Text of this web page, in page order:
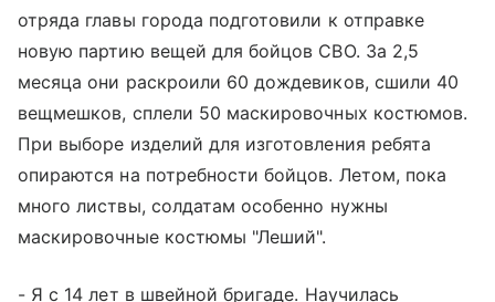
отряда главы города подготовили к отправке
новую партию вещей для бойцов СВО. За 2,5
месяца они раскроили 60 дождевиков, сшили 40
вещмешков, сплели 50 маскировочных костюмов.
При выборе изделий для изготовления ребята
опираются на потребности бойцов. Летом, пока
много листвы, солдатам особенно нужны
маскировочные костюмы "Леший".
- Я с 14 лет в швейной бригаде. Научилась